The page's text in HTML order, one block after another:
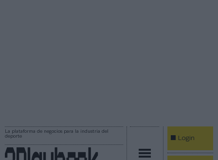
La plataforma de negocios para la industria del
deporte
Login